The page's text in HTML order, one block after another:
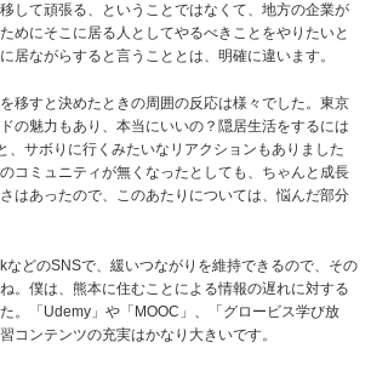
して頑張る、ということではなくて、地方の企業が
めにそこに居る人としてやるべきことをやりたいと
居ながらすると言うこととは、明確に違います。
移すと決めたときの周囲の反応は様々でした。東京
の魅力もあり、本当にいいの？隠居生活をするには
、サボりに行くみたいなリアクションもありました
コミュニティが無くなったとしても、ちゃんと成長
はあったので、このあたりについては、悩んだ部分
などのSNSで、緩いつながりを維持できるので、その
。僕は、熊本に住むことによる情報の遅れに対する
。「Udemy」や「MOOC」、「グロービス学び放
コンテンツの充実はかなり大きいです。